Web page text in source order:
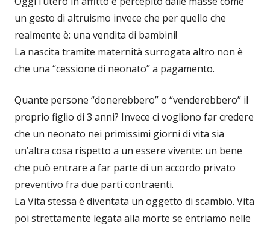
un gesto di altruismo invece che per quello che
realmente è: una vendita di bambini!
La nascita tramite maternità surrogata altro non è
che una “cessione di neonato” a pagamento.
Quante persone “donerebbero” o “venderebbero” il
proprio figlio di 3 anni? Invece ci vogliono far credere
che un neonato nei primissimi giorni di vita sia
un’altra cosa rispetto a un essere vivente: un bene
che può entrare a far parte di un accordo privato
preventivo fra due parti contraenti.
La Vita stessa è diventata un oggetto di scambio. Vita
poi strettamente legata alla morte se entriamo nelle